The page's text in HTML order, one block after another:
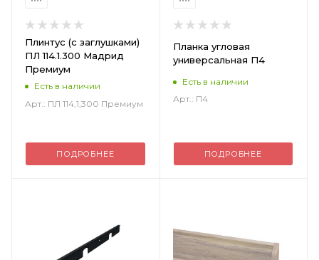
Плинтус (с заглушками)
ПЛ 114.1.300 Мадрид
Премиум
Есть в наличии
Арт.: ПЛ 114,1,300 Премиум
ПОДРОБНЕЕ
Планка угловая
универсальная П4
Есть в наличии
Арт.: П4
ПОДРОБНЕЕ